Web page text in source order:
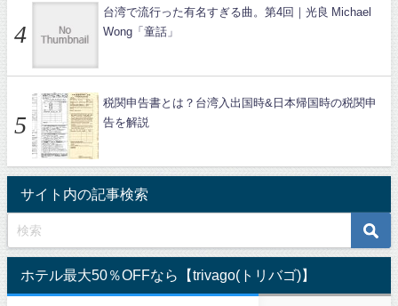
台湾で流行った有名すぎる曲。第4回｜光良 Michael
Wong「童話」
税関申告書とは？台湾入出国時&日本帰国時の税関申
告を解説
サイト内の記事検索
ホテル最大50％OFFなら【trivago(トリバゴ)】